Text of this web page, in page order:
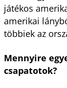
játékos
amerikai
többiek az
Mennyire
csapatotok?